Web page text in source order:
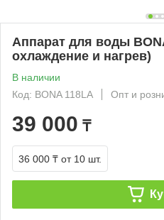
Аппарат для воды
охлаждение и нагрев)
В наличии
Код: BONA 118LA
Опт и
39 000 ₸
36 000 ₸ от 10 шт.